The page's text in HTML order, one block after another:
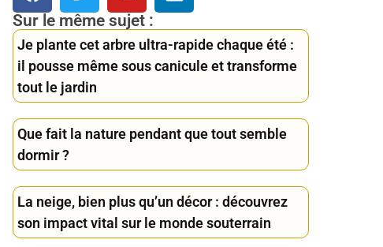
Sur le même sujet :
Je plante cet arbre ultra-rapide chaque été :
il pousse même sous canicule et transforme
tout le jardin
Que fait la nature pendant que tout semble
dormir ?
La neige, bien plus qu’un décor : découvrez
son impact vital sur le monde souterrain